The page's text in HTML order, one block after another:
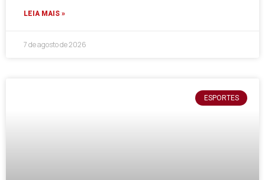
LEIA MAIS »
7 de agosto de 2026
ESPORTES